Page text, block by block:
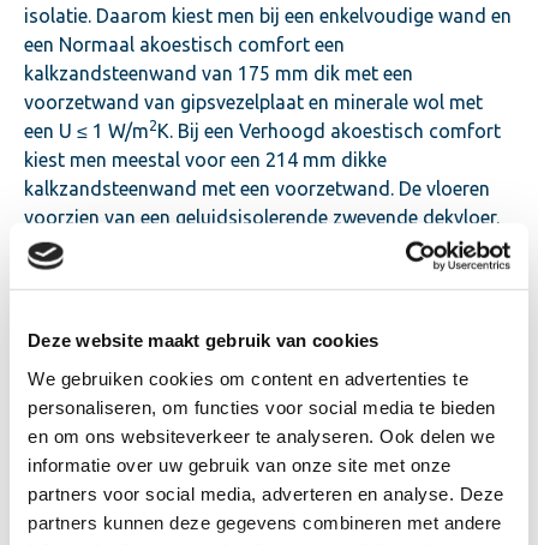
Deze website maakt gebruik van cookies
We gebruiken cookies om content en advertenties te
personaliseren, om functies voor social media te bieden
en om ons websiteverkeer te analyseren. Ook delen we
informatie over uw gebruik van onze site met onze
partners voor social media, adverteren en analyse. Deze
partners kunnen deze gegevens combineren met andere
isolatie. Daarom kiest men bij een enkelvoudige wand en
een Normaal akoestisch comfort een
kalkzandsteenwand van 175 mm dik met een
voorzetwand van gipsvezelplaat en minerale wol met
een U ≤ 1 W/m2K. Bij een Verhoogd akoestisch comfort
kiest men meestal voor een 214 mm dikke
kalkzandsteenwand met een voorzetwand. De vloeren
voorzien van een geluidsisolerende zwevende dekvloer.
wanddikte van tenminste 250 mm (EH250), of Calduran
Kalkzandsteen elementen met een wanddikte van 300
mm (E300) mogelijk. Bij een verhoogd akoestisch
comfort is een extra voorzetwand noodzakelijk.